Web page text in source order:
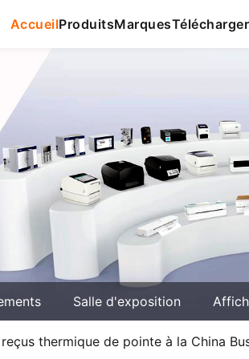
AccueilProduitsMarquesTélécharger
Salle d'exposition
thermique de pointe à la China